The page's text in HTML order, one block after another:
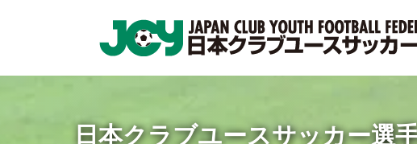
日本クラブユースサッカー選